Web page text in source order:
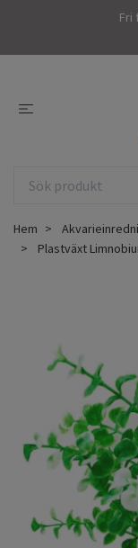
Fri
Hem
Plastväxt